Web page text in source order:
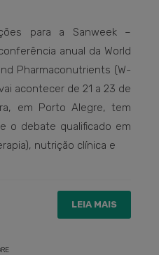
para a Sanweek –
anual da World
Pharmaconutrients (W-
acontecer de 21 a 23 de
em Porto Alegre, tem
o debate qualificado em
nutrição clínica e
LEIA MAIS